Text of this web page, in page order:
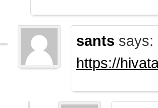
sants says:
https://